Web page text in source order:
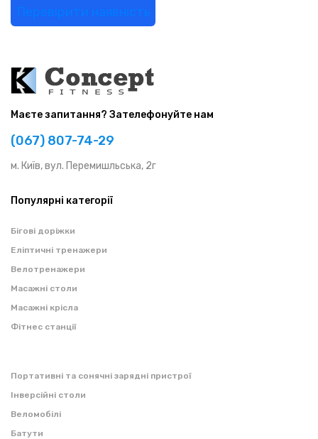
Перевірити наявність
Маєте запитання? Зателефонуйте нам
(067) 807-74-29
м. Київ, вул. Перемишльська, 2г
Популярні категорії
Бігові доріжки
Еліптичні тренажери
Велотренажери
Масажні столи
Масажні крісла
Фітнес станції
Портативні та сонячні зарядні пристрої
Інверсійні столи
Веломобілі
Батути